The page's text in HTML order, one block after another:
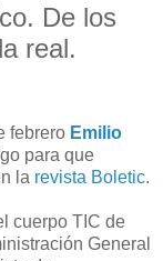
De los
real.
febrero Emilio
para que
la revista Boletic.
cuerpo TIC de
General